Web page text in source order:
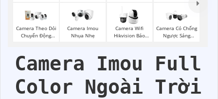
Camera Theo Dỏi
Chuyển Động
Camera Imou
Nhụa Nhẹ
Camera Wifi
Hikvision Báo
Camera Có Chống
Ngược Sáng
Camera Imou Full
Color Ngoài Trời